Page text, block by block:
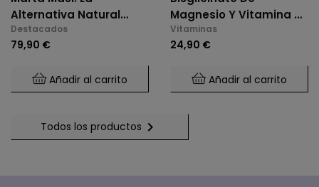
Alternativa Natural
Para El Control De
Glucosa Y Saciedad.
Destacados
79,90 €
Añadir al carrito
Magnesio Y Vitamina B6
(2 X 60 Cáps.)
Vitaminas
24,90 €
Añadir al carrito
Todos los productos 